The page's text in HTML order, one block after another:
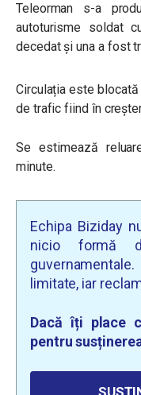
Teleorman s-a
autoturisme soldat
decedat și una a fost
Circulația este
de trafic fiind în
Se estimează
minute.
Echipa Biziday
nicio formă
limitate, iar
Dacă îți place
pentru